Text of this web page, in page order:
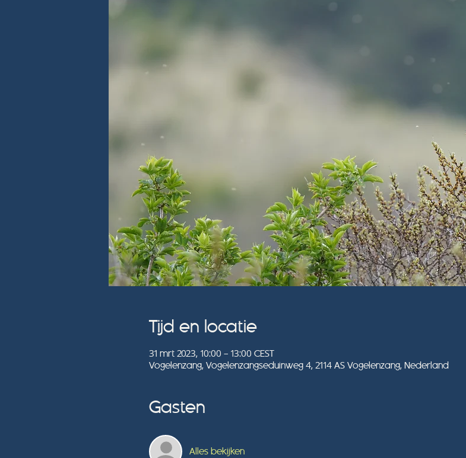
Tijd en locatie
31 mrt 2023, 10:00 – 13:00 CEST
Vogelenzang, Vogelenzangseduinweg 4, 2114 AS Vogelenzang, Nederland
Gasten
Alles bekijken